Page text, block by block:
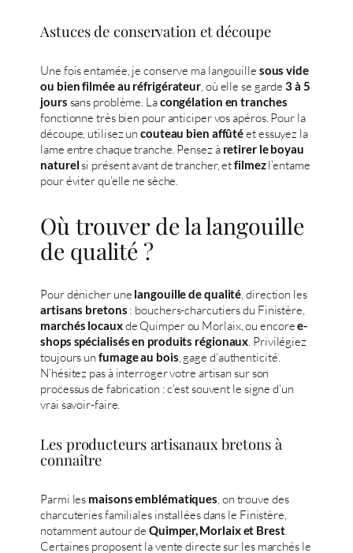
Astuces de conservation et découpe
Une fois entamée, je conserve ma langouille sous vide
ou bien filmée au réfrigérateur, où elle se garde3 à 5
jours sans problème. Lacongélation en tranches
fonctionne très bien pour anticiper vos apéros. Pour la
découpe, utilisez uncouteau bien affûtéet essuyez la
lame entre chaque tranche. Pensez à retirer le boyau
naturelsi présent avant de trancher, etfilmezl’entame
pour éviter qu’elle ne sèche.
Où trouver de la langouille
de qualité ?
Pour dénicher une langouille de qualité, direction les
artisans bretons : bouchers-charcutiers du Finistère,
marchés locauxde Quimper ou Morlaix, ou encoree-
shops spécialisés en produits régionaux. Privilégiez
toujours un fumage au bois, gage d’authenticité.
N’hésitez pas à interroger votre artisan sur son
processus de fabrication : c’est souvent le signe d’un
vrai savoir-faire.
Les producteurs artisanaux bretons à
connaître
Parmi les maisons emblématiques, on trouve des
charcuteries familiales installées dans le Finistère,
notamment autour deQuimper, Morlaix et Brest.
Certaines proposent la vente directe sur les marchés le